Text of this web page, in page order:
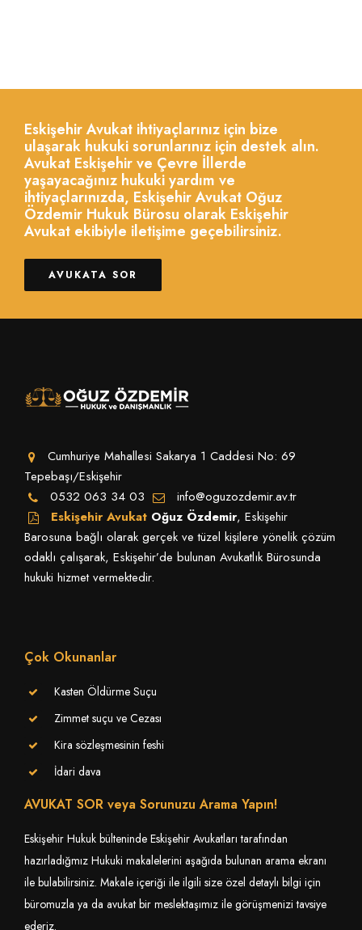
Eskişehir Avukat ihtiyaçlarınız için bize
ulaşarak hukuki sorunlarınız için destek alın.
Avukat Eskişehir ve Çevre İllerde
yaşayacağınız hukuki yardım ve
ihtiyaçlarınızda, Eskişehir Avukat Oğuz
Özdemir Hukuk Bürosu olarak Eskişehir
Avukat ekibiyle iletişime geçebilirsiniz.
AVUKATA SOR
Cumhuriye Mahallesi Sakarya 1 Caddesi No: 69
Tepebaşı/Eskişehir
0532 063 34 03
info@oguzozdemir.av.tr
Eskişehir Avukat Oğuz Özdemir, Eskişehir
Barosuna bağlı olarak gerçek ve tüzel kişilere yönelik çözüm
odaklı çalışarak, Eskişehir’de bulunan Avukatlık Bürosunda
hukuki hizmet vermektedir.
Çok Okunanlar
Kasten Öldürme Suçu
Zimmet suçu ve Cezası
Kira sözleşmesinin feshi
İdari dava
AVUKAT SOR veya Sorunuzu Arama Yapın!
Eskişehir Hukuk bülteninde Eskişehir Avukatları tarafından
hazırladığmız Hukuki makalelerini aşağıda bulunan arama ekranı
ile bulabilirsiniz. Makale içeriği ile ilgili size özel detaylı bilgi için
büromuzla ya da avukat bir meslektaşımız ile görüşmenizi tavsiye
ederiz.